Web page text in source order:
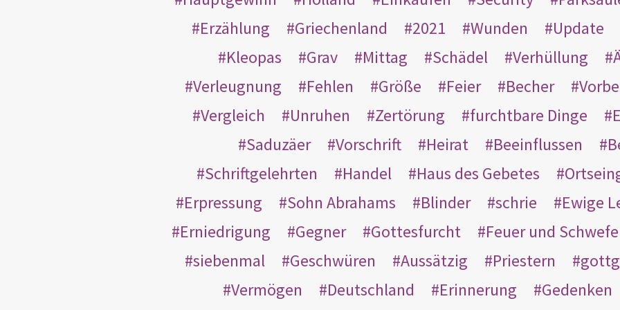
Erzählung
Griechenland 2021 Wunden
Update
Kleopas
Grav Mittag Schädel Verhüllung
Verleugnung
Fehlen Größe Feier Becher
Vergleich
Unruhen Zertörung furchtbare Dinge
Saduzäer
Vorschrift Heirat Beeinflussen
Schriftgelehrten
Handel Haus des Gebetes
Erpressung
Sohn Abrahams Blinder schrie
Ewige
Erniedrigung
Gegner Gottesfurcht
Feuer und
siebenmal
Geschwüren Aussätzig Priestern
Vermögen
Deutschland Erinnerung
Gedenken